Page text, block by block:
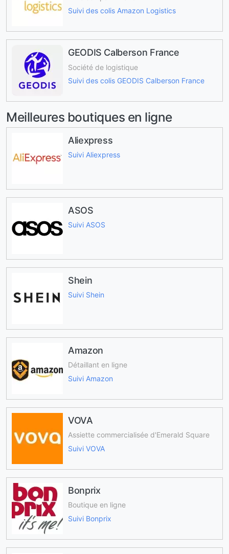
Suivi des colis Amazon Logistics
GEODIS Calberson France
Société de logistique
Suivi des colis GEODIS Calberson France
Meilleures boutiques en ligne
Aliexpress
Suivi Aliexpress
ASOS
Suivi ASOS
Shein
Suivi Shein
Amazon
Détaillant en ligne
Suivi Amazon
VOVA
Assiette commercialisée d'Emerald Square
Suivi VOVA
Bonprix
Boutique en ligne
Suivi Bonprix